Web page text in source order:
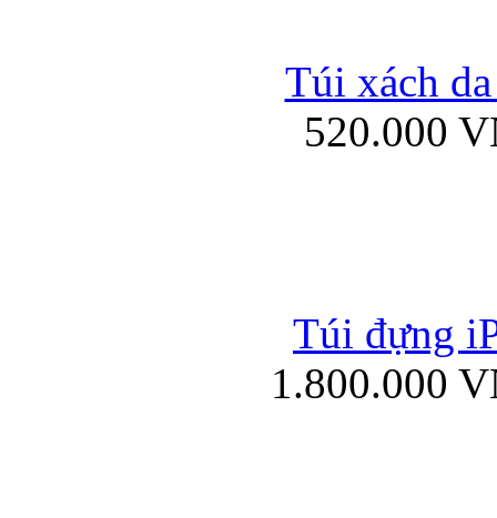
Bao da iPad
Túi xách da
Túi xách
520.000
Túi đựng
1.800.000